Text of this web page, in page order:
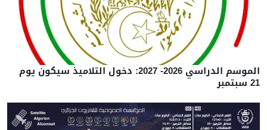
الموسم الدراسي 2026- 2027: دخول التلاميذ سيكون يوم
21 سبتمبر